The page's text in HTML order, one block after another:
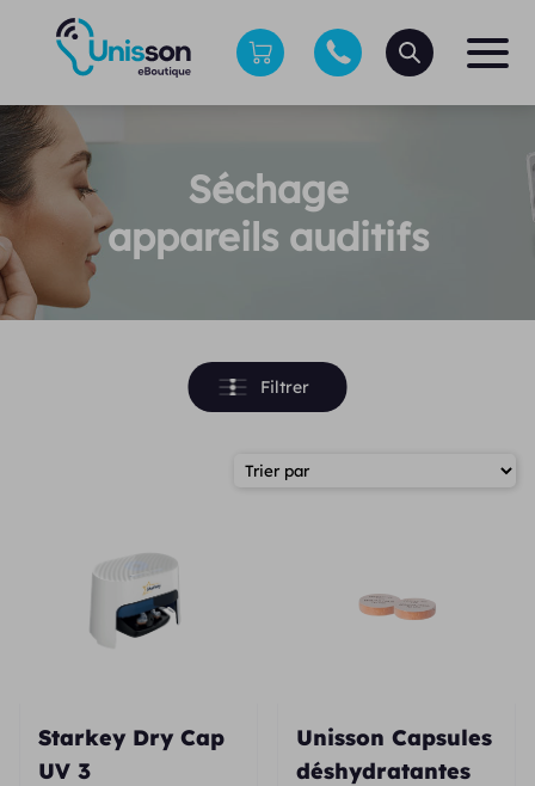
Séchage
appareils auditifs
Filtrer
Starkey Dry Cap
UV 3
Unisson Capsules
déshydratantes